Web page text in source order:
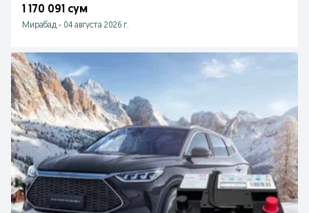
1 170 091 сум
Мирабад - 04 августа 2026 г.